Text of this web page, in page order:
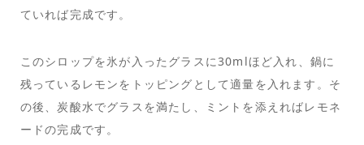
ていれば完成です。
このシロップを氷が入ったグラスに30mlほど入れ、鍋に
残っているレモンをトッピングとして適量を入れます。そ
の後、炭酸水でグラスを満たし、ミントを添えればレモネ
ードの完成です。